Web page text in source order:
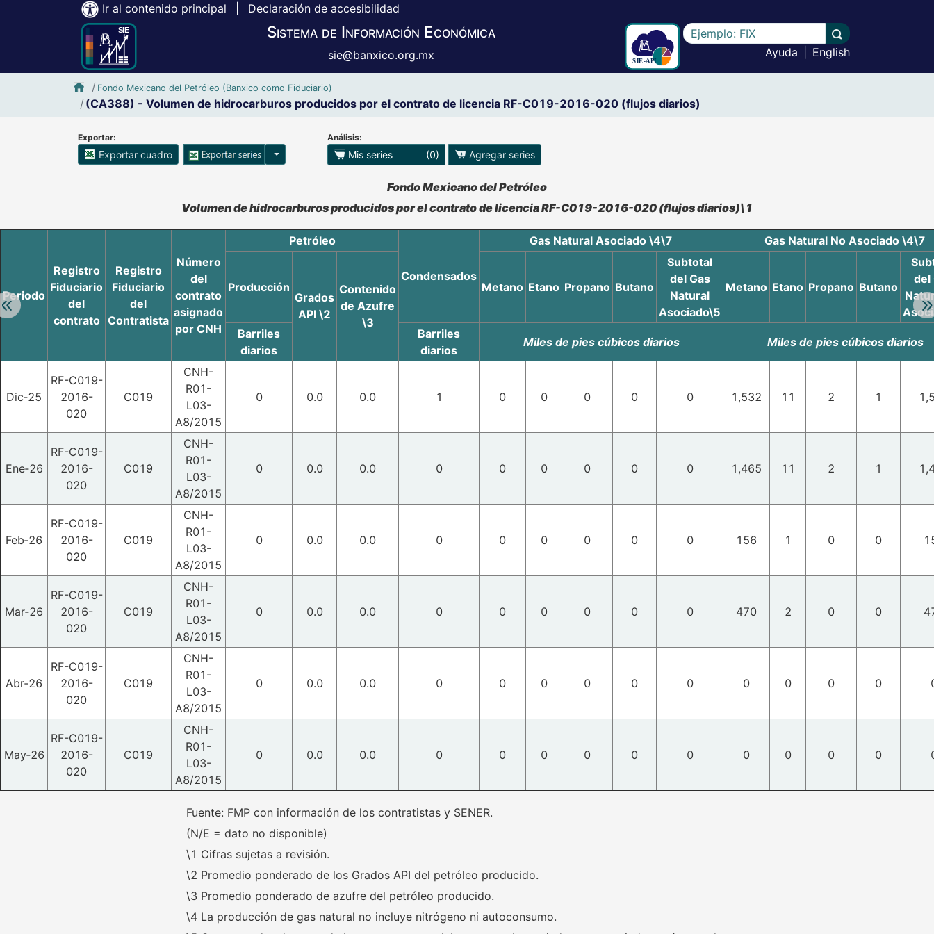
Ir al contenido principal Declaración de accesibilidad
Sistema de Información Económica
sie@banxico.org.mx
Escriba el texto a buscar
Llevar a cabo la
Ayuda
English
Inicio SIE-Banxico
Fondo Mexicano del Petróleo (Banxico como Fiduciario)
(CA388) - Volumen de hidrocarburos producidos por el contrato de licencia RF-C019-2016-020 (flujos diarios)
Exportar:
Exportar cuadro Opciones para exportar series
Análisis:
Mis series (0) Agregar series
Retroceder:
Accesibilidad de Cuadros Analíticos, al exportar el cuadro se pueden manipular los datos en XLS
Fondo Mexicano del Petróleo
Volumen de hidrocarburos producidos por el contrato de licencia RF-C019-2016-020 (flujos diarios)\1
Periodo
Registro
Fiduciario
del
contrato
Registro
Fiduciario
del
Contratista
Número
del
contrato
asignado
por CNH
Petróleo
Condensados
Gas Natural Asociado \4\7 Gas Natural No Asociado \4\7
Producción
Grados
API \2
Contenido
de Azufre
\3
Metano Etano Propano Butano
Subtotal
del Gas
Natural
Asociado\5
Metano Etano Propano Butano
del
Barriles
diarios
Barriles
diarios
Miles de pies cúbicos diarios Miles de pies cúbicos diarios
Dic‑25
RF-C019-
2016-
020
C019
CNH-
R01-
L03-
A8/2015
0 0.0 0.0 1 0 0 0 0 0 1,532 11 2 1
Ene‑26
RF-C019-
2016-
020
C019
CNH-
R01-
L03-
A8/2015
0 0.0 0.0 0 0 0 0 0 0 1,465 11 2 1
Feb‑26
RF-C019-
2016-
020
C019
CNH-
R01-
L03-
A8/2015
0 0.0 0.0 0 0 0 0 0 0 156 1 0 0
Mar‑26
RF-C019-
2016-
020
C019
CNH-
R01-
L03-
A8/2015
0 0.0 0.0 0 0 0 0 0 0 470 2 0 0
Abr‑26
RF-C019-
2016-
020
C019
CNH-
R01-
L03-
A8/2015
0 0.0 0.0 0 0 0 0 0 0 0 0 0 0
May‑26
RF-C019-
2016-
020
C019
CNH-
R01-
L03-
A8/2015
0 0.0 0.0 0 0 0 0 0 0 0 0 0 0
Fuente: FMP con información de los contratistas y SENER.
(N/E = dato no disponible)
\1 Cifras sujetas a revisión.
\2 Promedio ponderado de los Grados API del petróleo producido.
\3 Promedio ponderado de azufre del petróleo producido.
\4 La producción de gas natural no incluye nitrógeno ni autoconsumo.